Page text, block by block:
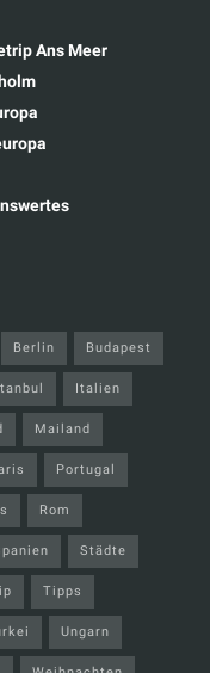
Ans Meer
Berlin Budapest
Italien
Mailand
Portugal
Rom
Städte
Tipps
Ungarn